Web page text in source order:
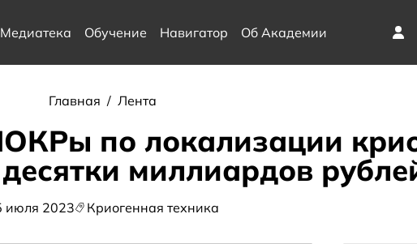
Медиатека Обучение Навигатор Об Академии
Главная / Лента
по локализации
миллиардов
июля 2023 Криогенная техника